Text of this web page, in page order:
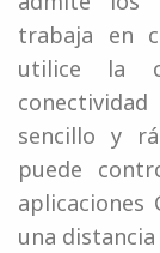
trabaja en
utilice la
sencillo y
puede
aplicaciones
una